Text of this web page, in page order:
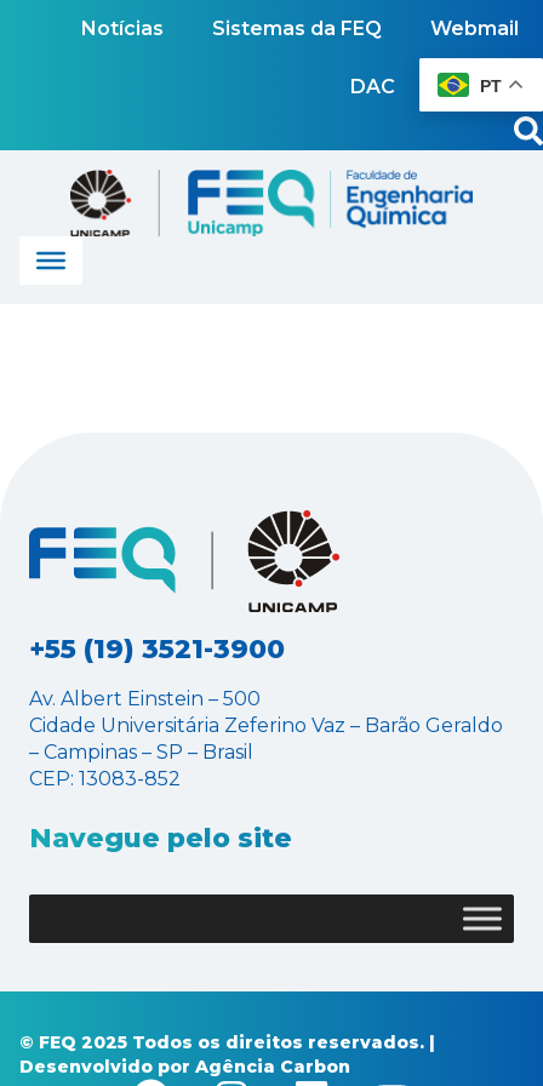
Notícias Sistemas da FEQ Webmail
DAC PT
+55 (19) 3521-3900
Av. Albert Einstein – 500
Cidade Universitária Zeferino Vaz – Barão Geraldo
– Campinas – SP – Brasil
CEP: 13083-852
Navegue pelo site
© FEQ 2025 Todos os direitos reservados. |
Desenvolvido por Agência Carbon